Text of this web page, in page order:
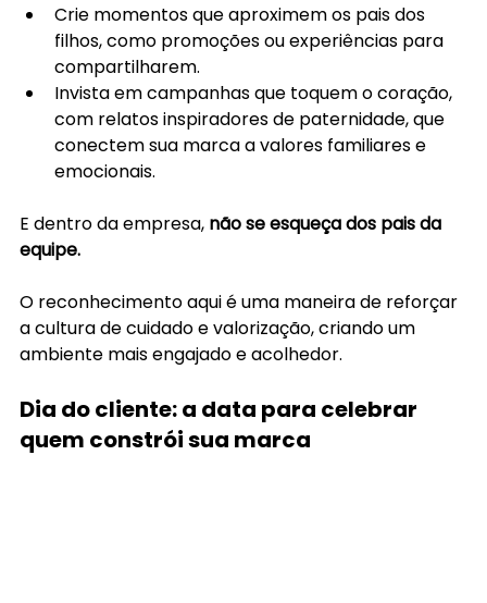
Crie momentos que aproximem os pais dos
filhos, como promoções ou experiências para
compartilharem.
Invista em campanhas que toquem o coração,
com relatos inspiradores de paternidade, que
conectem sua marca a valores familiares e
emocionais.
E dentro da empresa, não se esqueça dos pais da
equipe.
O reconhecimento aqui é uma maneira de reforçar
a cultura de cuidado e valorização, criando um
ambiente mais engajado e acolhedor.
Dia do cliente: a data para celebrar
quem constrói sua marca